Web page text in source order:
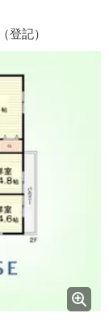
（登記）